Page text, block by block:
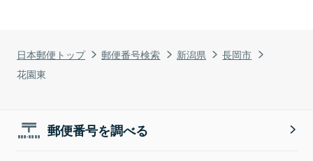
日本郵便トップ 郵便番号検索 新潟県
長岡市
花園東
郵便番号を調べる